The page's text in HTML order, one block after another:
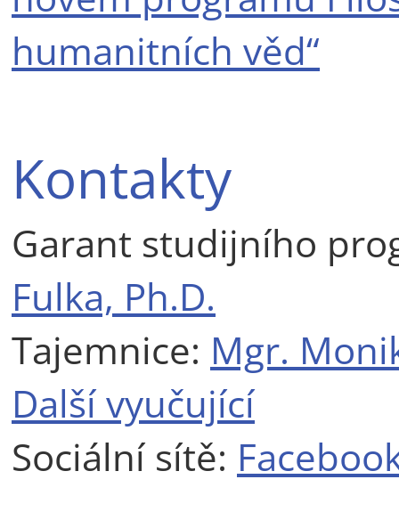
humanitních věd“
Kontakty
Garant studijního
Fulka, Ph.D.
Tajemnice: Mgr.
Další vyučující
Sociální sítě: